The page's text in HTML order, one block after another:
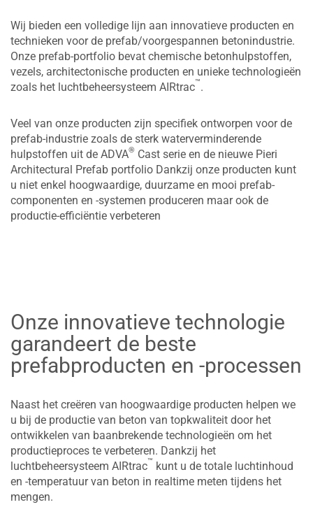
Wij bieden een volledige lijn aan innovatieve producten en
technieken voor de prefab/voorgespannen betonindustrie.
Onze prefab-portfolio bevat chemische betonhulpstoffen,
vezels, architectonische producten en unieke technologieën
zoals het luchtbeheersysteem AIRtrac™.
Veel van onze producten zijn specifiek ontworpen voor de
prefab-industrie zoals de sterk waterverminderende
hulpstoffen uit de ADVA® Cast serie en de nieuwe Pieri
Architectural Prefab portfolio Dankzij onze producten kunt
u niet enkel hoogwaardige, duurzame en mooi prefab-
componenten en -systemen produceren maar ook de
productie-efficiëntie verbeteren
Onze innovatieve technologie
garandeert de beste
prefabproducten en -processen
Naast het creëren van hoogwaardige producten helpen we
u bij de productie van beton van topkwaliteit door het
ontwikkelen van baanbrekende technologieën om het
productieproces te verbeteren. Dankzij het
luchtbeheersysteem AIRtrac™ kunt u de totale luchtinhoud
en -temperatuur van beton in realtime meten tijdens het
mengen.